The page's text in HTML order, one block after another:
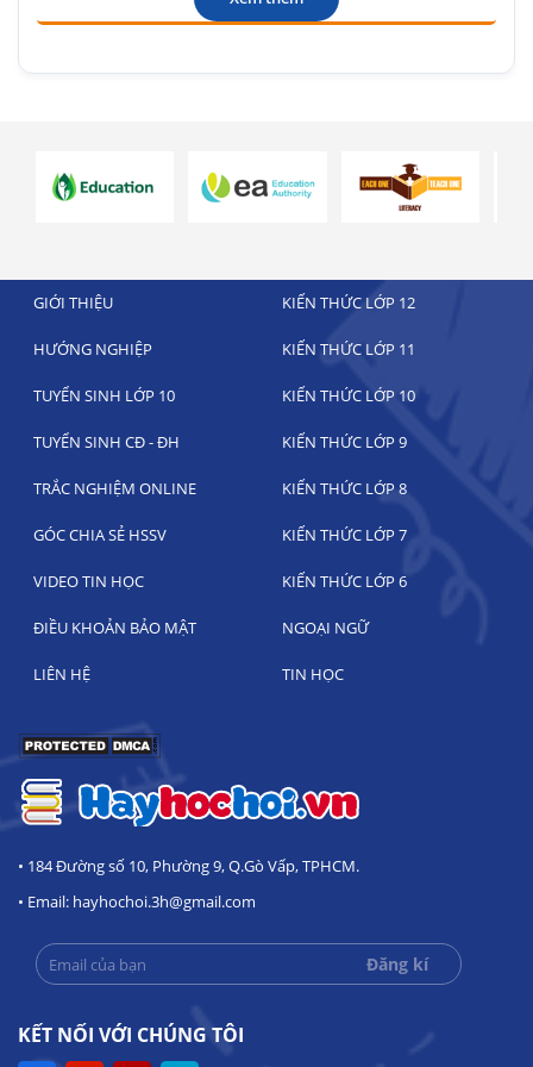
GIỚI THIỆU KIẾN THỨC LỚP 12
HƯỚNG NGHIỆP KIẾN THỨC LỚP 11
TUYỂN SINH LỚP 10 KIẾN THỨC LỚP 10
TUYỂN SINH CĐ - ĐH KIẾN THỨC LỚP 9
TRẮC NGHIỆM ONLINE KIẾN THỨC LỚP 8
GÓC CHIA SẺ HSSV KIẾN THỨC LỚP 7
VIDEO TIN HỌC KIẾN THỨC LỚP 6
ĐIỀU KHOẢN BẢO MẬT NGOẠI NGỮ
LIÊN HỆ TIN HỌC
• 184 Đường số 10, Phường 9, Q.Gò Vấp, TPHCM.
• Email: hayhochoi.3h@gmail.com
KẾT NỐI VỚI CHÚNG TÔI